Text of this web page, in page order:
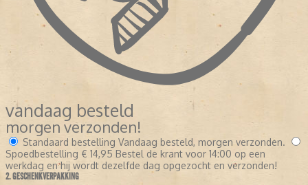
vandaag besteld
morgen verzonden!
Standaard bestelling Vandaag besteld, morgen verzonden.
Spoedbestelling € 14,95 Bestel de krant voor 14:00 op een
werkdag en hij wordt dezelfde dag opgezocht en verzonden!
2. GESCHENKVERPAKKING